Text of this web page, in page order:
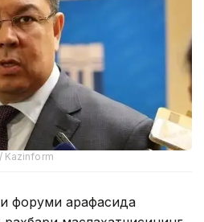
Kazinform
форуми арафасида